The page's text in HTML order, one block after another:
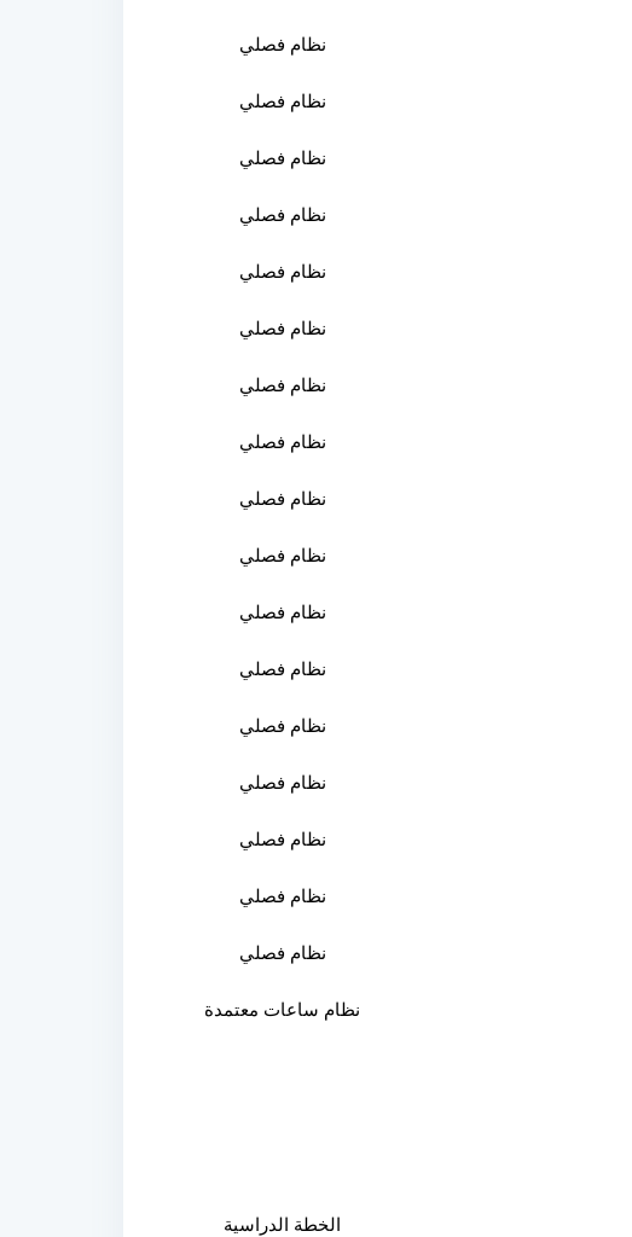
نظام فصلي
نظام فصلي
نظام فصلي
نظام فصلي
نظام فصلي
نظام فصلي
نظام فصلي
نظام فصلي
نظام فصلي
نظام فصلي
نظام فصلي
نظام فصلي
نظام فصلي
نظام فصلي
نظام فصلي
نظام فصلي
نظام فصلي
نظام ساعات معتمدة
الخطة الدراسية